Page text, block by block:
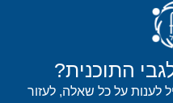
התוכנית?
לענות על כל שאלה, לעזור